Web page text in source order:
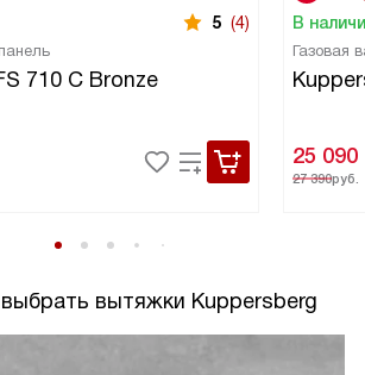
5 (4)
710 C Bronze
В
Газовая
25 090
27 390руб.
вытяжки Kuppersberg